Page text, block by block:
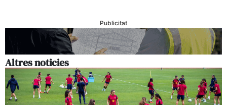
Publicitat
Altres noticies